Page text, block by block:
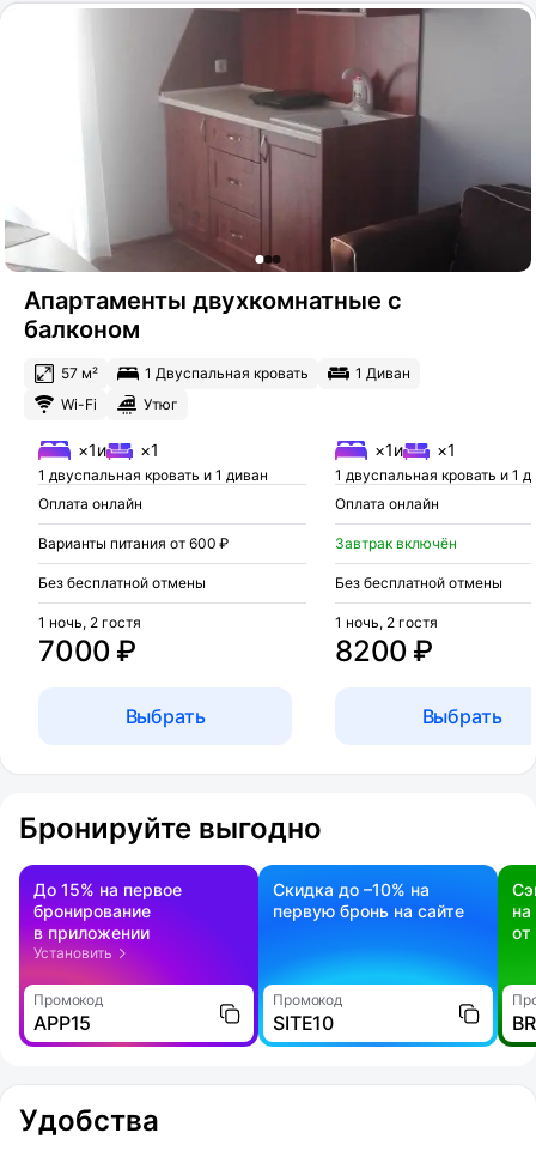
Апартаменты двухкомнатные с
балконом
57 м² 1 Двуспальная кровать
1 Диван
Wi-Fi
Утюг
×1и ×1
1 двуспальная кровать и 1 диван
Оплата онлайн
Варианты питания от 600 ₽
Без бесплатной отмены
7000 ₽
1 ночь, 2 гостя
Выбрать
×1и ×1
1 двуспальная кровать и 1
Оплата онлайн
Завтрак включён
Без бесплатной отмены
8200 ₽
1 ночь, 2 гостя
Выбрать
Бронируйте выгодно
До 15% на первое
бронирование
в приложении
Установить
Промокод
APP15
Скидка до –10% на
первую бронь на сайте
Промокод
SITE10
на
Удобства